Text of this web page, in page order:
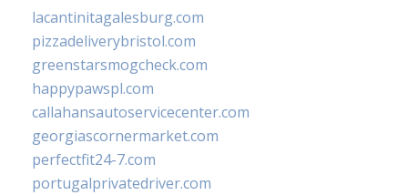
lacantinitagalesburg.com
pizzadeliverybristol.com
greenstarsmogcheck.com
happypawspl.com
callahansautoservicecenter.com
georgiascornermarket.com
perfectfit24-7.com
portugalprivatedriver.com